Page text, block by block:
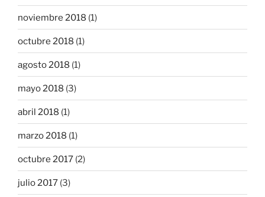
noviembre 2018 (1)
octubre 2018 (1)
agosto 2018 (1)
mayo 2018 (3)
abril 2018 (1)
marzo 2018 (1)
octubre 2017 (2)
julio 2017 (3)